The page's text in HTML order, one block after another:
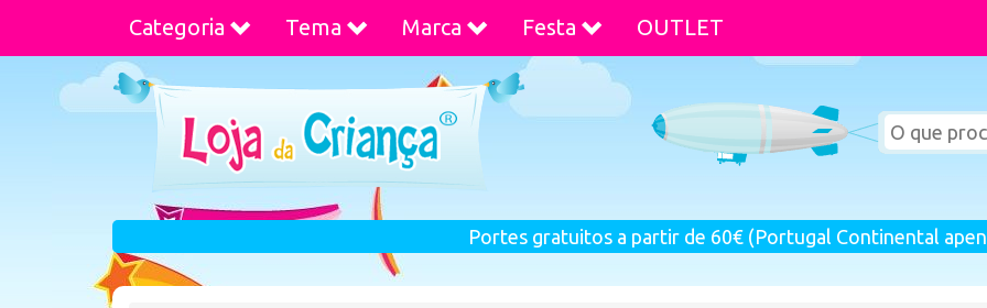
Categoria Tema Marca Festa OUTLET
Portes gratuitos a partir de 60€ (Portugal Continental